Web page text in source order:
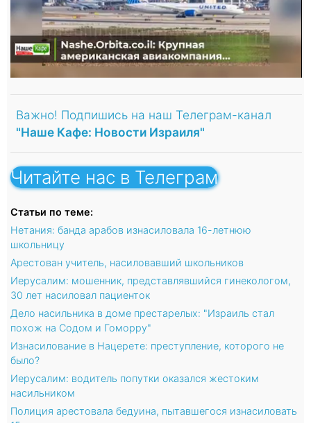
Важно! Подпишись на наш Телеграм-канал
"Наше Кафе: Новости Израиля"
Читайте нас в Телеграм
Статьи по теме:
Нетания: банда арабов изнасиловала 16-летнюю
школьницу
Арестован учитель, насиловавший школьников
Иерусалим: мошенник, представлявшийся гинекологом,
30 лет насиловал пациенток
Дело насильника в доме престарелых: "Израиль стал
похож на Содом и Гоморру"
Изнасилование в Нацерете: преступление, которого не
было?
Иерусалим: водитель попутки оказался жестоким
насильником
Полиция арестовала бедуина, пытавшегося изнасиловать